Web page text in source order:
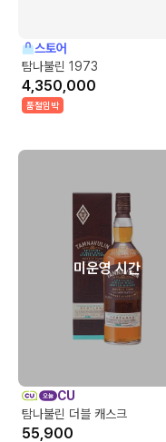
스토어
탐나불린 1973
4,350,000
품절임박
미운영 시간
CU
탐나불린 더블 캐스크
55,900